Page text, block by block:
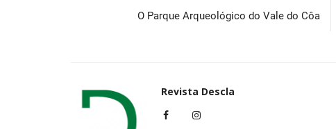
O Parque Arqueológico do Vale do Côa
Revista Descla